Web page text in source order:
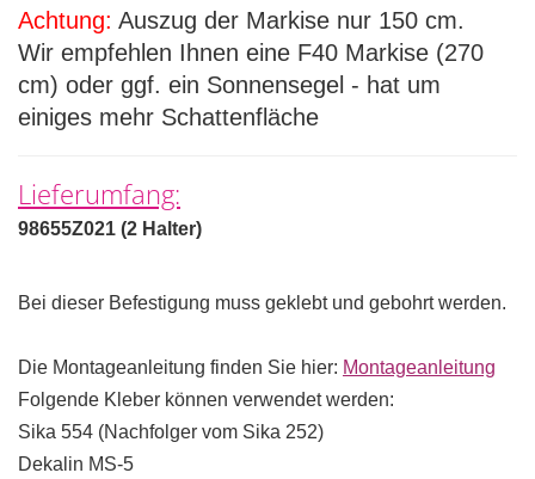
Achtung: Auszug der Markise nur 150 cm.
Wir empfehlen Ihnen eine F40 Markise (270
cm) oder ggf. ein Sonnensegel - hat um
einiges mehr Schattenfläche
Lieferumfang:
98655Z021 (2 Halter)
Bei dieser Befestigung muss geklebt und gebohrt werden.
Die Montageanleitung finden Sie hier: Montageanleitung
Folgende Kleber können verwendet werden:
Sika 554 (Nachfolger vom Sika 252)
Dekalin MS-5